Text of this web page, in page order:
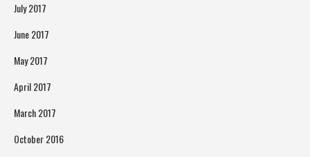
July 2017
June 2017
May 2017
April 2017
March 2017
October 2016